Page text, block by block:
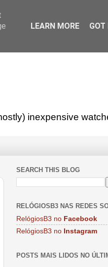
inexpensive
SEARCH THIS BLOG
RELÓGIOSB3 NAS REDES
RelógiosB3 no Facebook
RelógiosB3 no Instagram
POSTS MAIS LIDOS NO
LEARN MORE GOT